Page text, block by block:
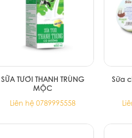
SỮA TƯƠI THANH TRÙNG
MỘC
Liên hệ 0789995558
Sữa